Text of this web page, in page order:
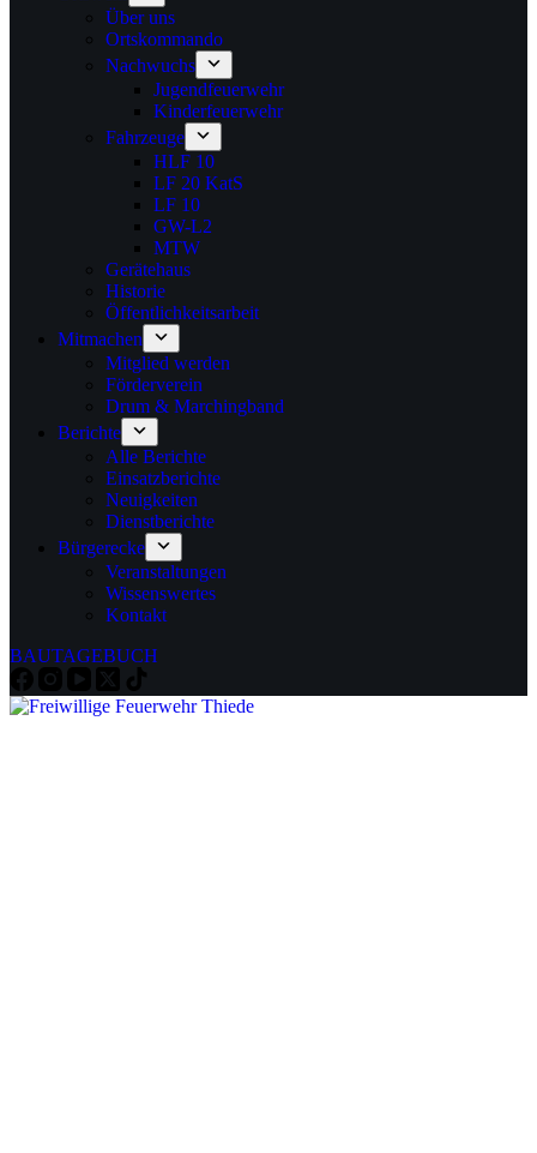
Über uns
Ortskommando
Nachwuchs
Jugendfeuerwehr
Kinderfeuerwehr
Fahrzeuge
HLF 10
LF 20 KatS
LF 10
GW-L2
MTW
Gerätehaus
Historie
Öffentlichkeitsarbeit
Mitmachen
Mitglied werden
Förderverein
Drum & Marchingband
Berichte
Alle Berichte
Einsatzberichte
Neuigkeiten
Dienstberichte
Bürgerecke
Veranstaltungen
Wissenswertes
Kontakt
BAUTAGEBUCH